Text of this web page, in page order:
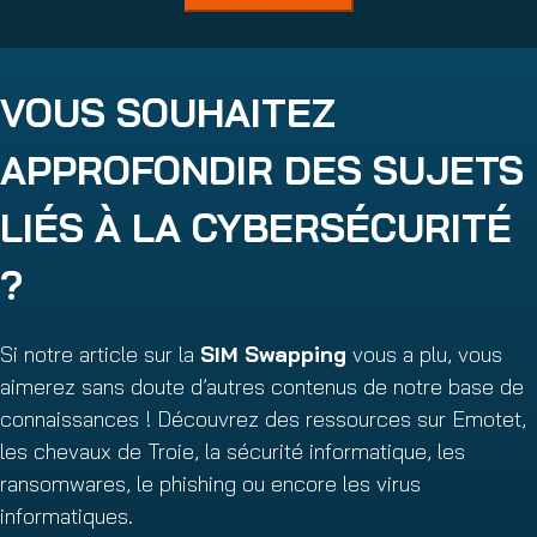
VOUS SOUHAITEZ
APPROFONDIR DES SUJETS
LIÉS À LA CYBERSÉCURITÉ
?
Si notre article sur la SIM Swapping vous a plu, vous
aimerez sans doute d’autres contenus de notre base de
connaissances ! Découvrez des ressources sur Emotet,
les chevaux de Troie, la sécurité informatique, les
ransomwares, le phishing ou encore les virus
informatiques.